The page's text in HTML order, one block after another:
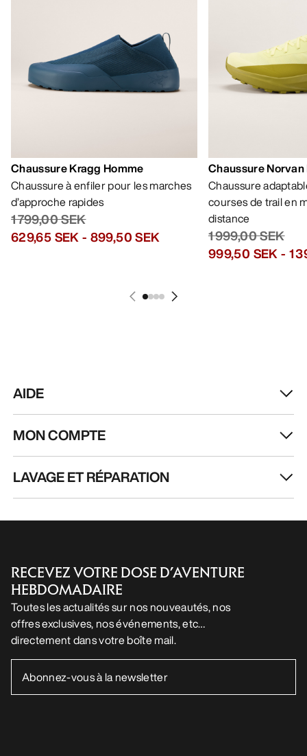
Chaussure Kragg Homme
Chaussure à enfiler pour les marches
d’approche rapides
1 799,00 SEK
629,65 SEK- 899,50 SEK
Chaussure
Chaussure
courses de trail en
distance
1 999,00 SEK
999,50 SEK- 1
AIDE
MON COMPTE
LAVAGE ET RÉPARATION
RECEVEZ VOTRE DOSE D’AVENTURE
HEBDOMADAIRE
Toutes les actualités sur nos nouveautés, nos
offres exclusives, nos événements, etc…
directement dans votre boîte mail.